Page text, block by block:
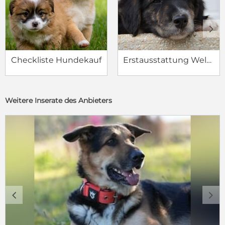
Checkliste Hundekauf Erstausstattung Welpe
c d
Weitere Inserate des Anbieters
c d